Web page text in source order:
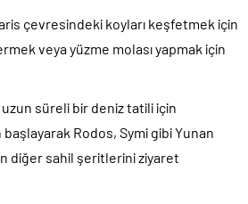
çevresindeki koyları keşfetmek için
veya yüzme molası yapmak için
uzun süreli bir deniz tatili için
Rodos, Symi gibi Yunan
diğer sahil şeritlerini ziyaret